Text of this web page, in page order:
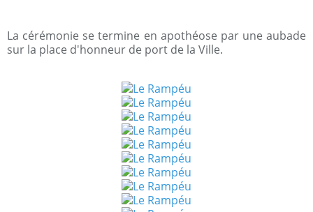
La cérémonie se termine en apothéose par une aubade
sur la place d'honneur de port de la Ville.